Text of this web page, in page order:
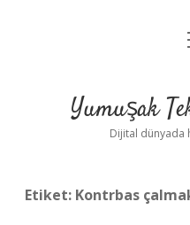
Yumuşak
Dijital dünyada
Etiket: Kontrbas